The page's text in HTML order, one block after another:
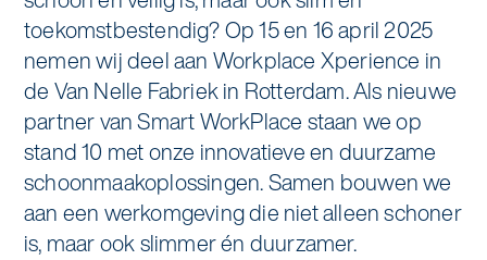
Reinigen en coaten van RVS
Aanvullende diensten
One Go
Zorgondersteuning
Vloermeester van One Go
Zakelijk
Zorg
Nieuws
Artikelen
Kennisbank
Contact
toekomstbestendig? Op 15 en 16 april 2025
nemen wij deel aan Workplace Xperience in
de Van Nelle Fabriek in Rotterdam. Als nieuwe
partner van Smart WorkPlace staan we op
stand 10 met onze innovatieve en duurzame
schoonmaakoplossingen. Samen bouwen we
aan een werkomgeving die niet alleen schoner
is, maar ook slimmer én duurzamer.